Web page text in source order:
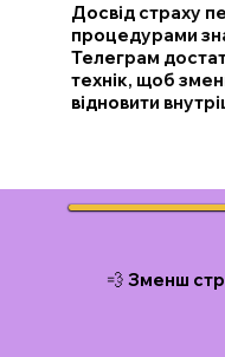
Досвід страху
процедурами
Телеграм
технік, щоб
відновити
💨 Зменш